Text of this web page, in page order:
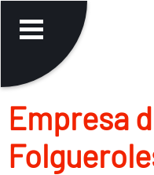
Empresa